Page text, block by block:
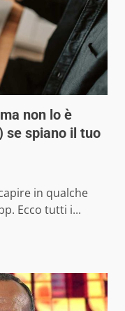
non lo è
se spiano il tuo
in qualche
Ecco tutti i...